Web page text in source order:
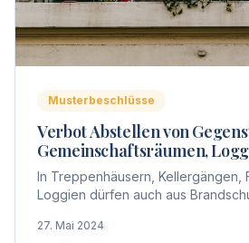
Musterbeschlüsse
Verbot Abstellen von
Gemeinschaftsräumen,
und Fluren
In Treppenhäusern, Kellergängen,
Loggien dürfen auch aus
27. Mai 2024